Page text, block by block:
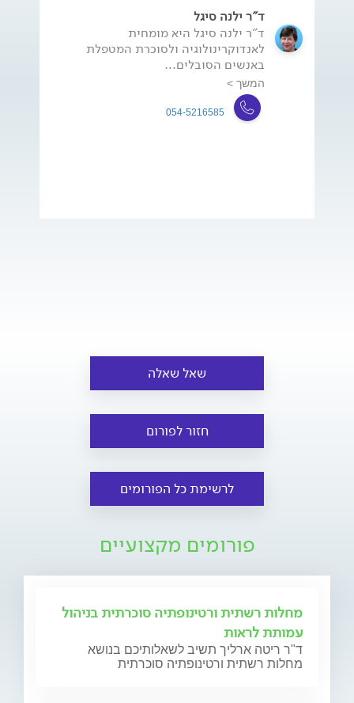
ד"ר ילנה סיגל
ד"ר ילנה סיגל היא מומחית
לאנדוקרינולוגיה ולסוכרת המטפלת
באנשים הסובלים...
המשך >
054-5216585
שאל שאלה
חזור לפורום
לרשימת כל הפורומים
פורומים מקצועיים
מחלות רשתית ורטינופתיה סוכרתית בניהול
עמותת לראות
ד"ר ריטה ארליך תשיב לשאלותיכם בנושא
מחלות רשתית ורטינופתיה סוכרתית